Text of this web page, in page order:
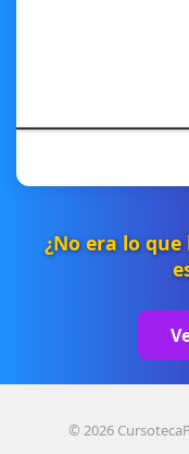
¿No era lo que
© 2026